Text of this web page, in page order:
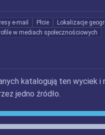
e-mail Płcie Lokalizacje
w mediach społecznościowych
katalogują ten wyciek i
jedno źródło.